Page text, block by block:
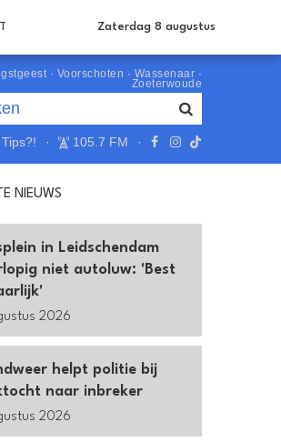
Zaterdag 8 augustus
· Voorschoten · Wassenaar ·
Zoeterwoude
Tips?! · 105.7 FM ·
NIEUWS
in Leidschendam
niet autoluw: 'Best
2026
helpt politie bij
naar inbreker
2026